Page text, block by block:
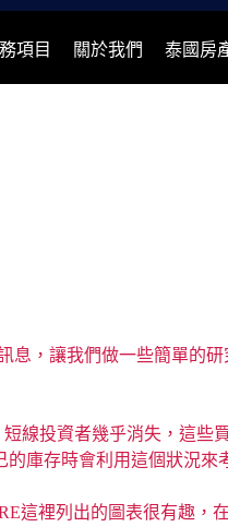
項目 關於我們 泰國房
，讓我們做一些簡單的
線投資者幾乎消失，這
庫存時會利用這個狀況來
這裡列出的圖表很有趣，